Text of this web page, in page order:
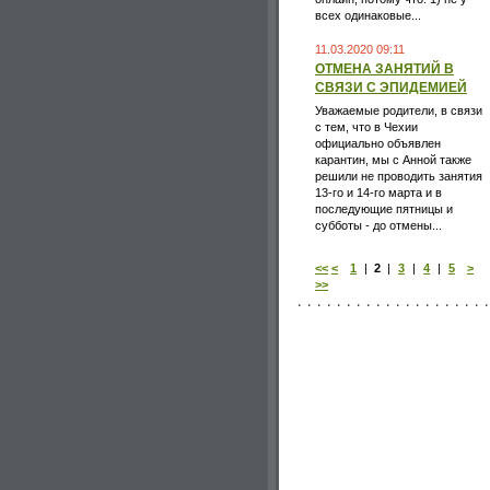
всех одинаковые...
11.03.2020 09:11
ОТМЕНА ЗАНЯТИЙ В
СВЯЗИ С ЭПИДЕМИЕЙ
Уважаемые родители, в связи
с тем, что в Чехии
официально объявлен
карантин, мы с Анной также
решили не проводить занятия
13-го и 14-го марта и в
последующие пятницы и
субботы - до отмены...
<< < 1 | 2 | 3 | 4 | 5
>
>>